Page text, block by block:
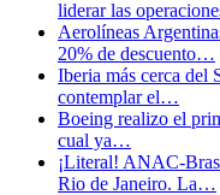
liderar las
Aerolíneas
20% de descuento…
Iberia más cerca del
contemplar el…
Boeing realizo el
cual ya…
¡Literal! ANAC-
Rio de Janeiro. La…